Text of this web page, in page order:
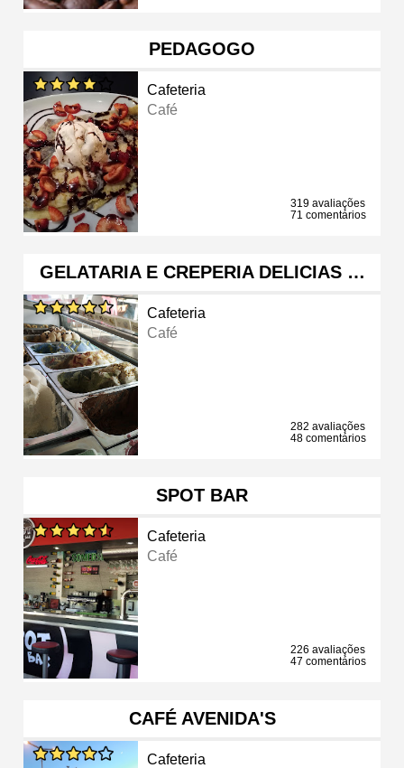
PEDAGOGO
Cafeteria
Café
319 avaliações
71 comentários
GELATARIA E CREPERIA DELICIAS …
Cafeteria
Café
282 avaliações
48 comentários
SPOT BAR
Cafeteria
Café
226 avaliações
47 comentários
CAFÉ AVENIDA'S
Cafeteria